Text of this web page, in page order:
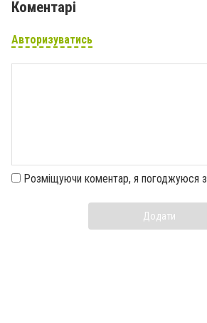
Коментарі
Авторизуватись
Розміщуючи коментар, я погоджуюся з
Додати